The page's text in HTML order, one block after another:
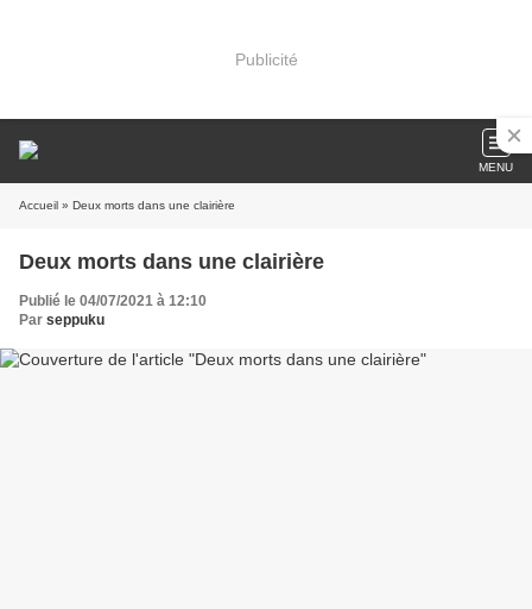
Publicité
MENU
Accueil » Deux morts dans une clairière
Deux morts dans une clairière
Publié le 04/07/2021 à 12:10
Par seppuku